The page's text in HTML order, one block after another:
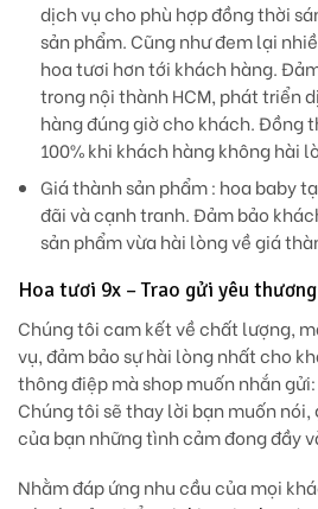
dịch vụ cho phù hợp đồng thời
sản phẩm. Cũng như đem lại
hoa tươi hơn tới khách hàng.
trong nội thành HCM, phát triển
hàng đúng giờ cho khách. Đồng
100% khi khách hàng không hài
Giá thành sản phẩm: hoa baby
đãi và cạnh tranh. Đảm bảo
sản phẩm vừa hài lòng về giá
Hoa tươi 9x – Trao gửi yêu thương
Chúng tôi cam kết về chất lượng,
vụ, đảm bảo sự hài lòng nhất cho
thông điệp mà shop muốn nhắn
Chúng tôi sẽ thay lời bạn muốn
của bạn những tình cảm đong đầy
Nhằm đáp ứng nhu cầu của mọi